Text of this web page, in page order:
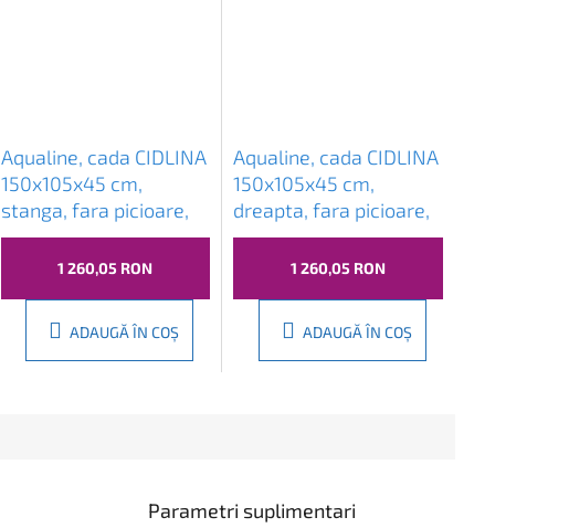
Aqualine, cada CIDLINA
150x105x45 cm,
stanga, fara picioare,
alba, G3618
1 260,05 RON
ADAUGĂ ÎN COŞ
Aqualine, cada CIDLINA
150x105x45 cm,
dreapta, fara picioare,
alb, G3619
1 260,05 RON
ADAUGĂ ÎN COŞ
Parametri suplimentari